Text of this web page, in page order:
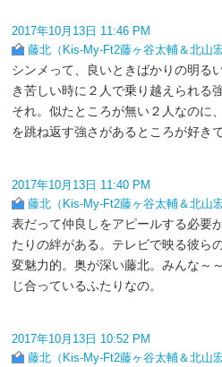
2017年10月13日 11:46 PM
藤北（Kis-My-Ft2藤ヶ谷太輔＆北山宏
シンメって、良いときばかりの明る
き苦しい時に２人で乗り越えられる
それ。似たところが無い２人なのに
を跳ね返す強さがあるところが好きで
2017年10月13日 11:40 PM
藤北（Kis-My-Ft2藤ヶ谷太輔＆北山宏
表だって仲良しをアピールする必要
たりの絆がある。テレビで映る彼ら
変魅力的。奥が深い藤北。みんな～
じ合っているふたりなの。
2017年10月13日 10:52 PM
藤北（Kis-My-Ft2藤ヶ谷太輔＆北山宏